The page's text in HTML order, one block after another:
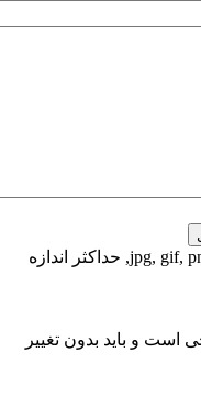
انواع فایل های مجاز : jpg, gif, png, pdf, jpeg, حداکثر اندازه
و باید بدون تغییر